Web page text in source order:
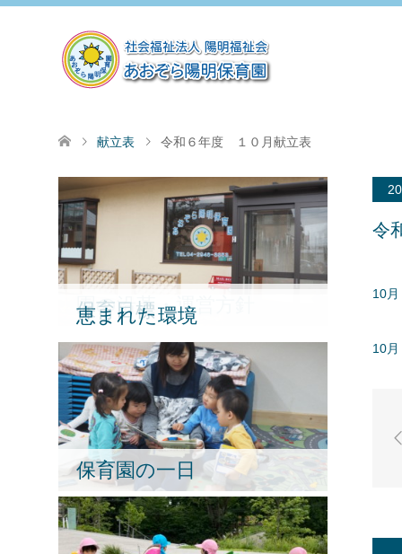
献立表 令和６年度 １０月献立表
令
10
10
園の沿革・運営方針
保育目標
恵まれた環境
保育園の一日